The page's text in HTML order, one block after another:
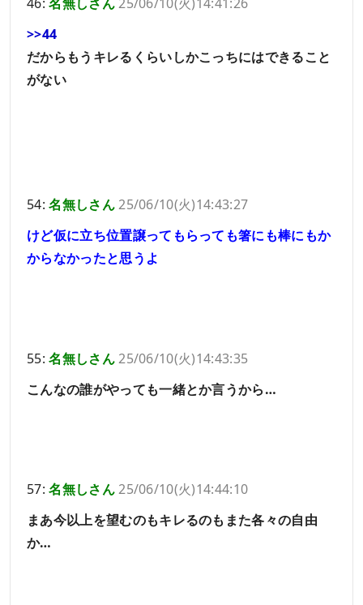
>>44
だからもうキレるくらいしかこっちにはできること
がない
54:名無しさん25/06/10(火)14:43:27
けど仮に立ち位置譲ってもらっても箸にも棒にもか
からなかったと思うよ
55:名無しさん25/06/10(火)14:43:35
こんなの誰がやっても一緒とか言うから…
57:名無しさん25/06/10(火)14:44:10
まあ今以上を望むのもキレるのもまた各々の自由
か…